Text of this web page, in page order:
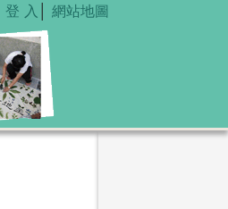
登 入 網站地圖